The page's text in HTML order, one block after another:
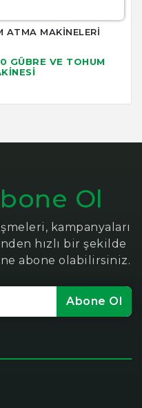
ATMA MAKİNELERİ
GÜBRE VE TOHUM
Ol
kampanyaları
hızlı bir şekilde
abone olabilirsiniz.
Abone Ol